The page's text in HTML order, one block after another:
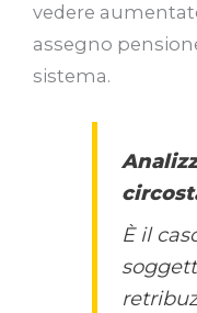
vedere
assegno
sistema.
È il